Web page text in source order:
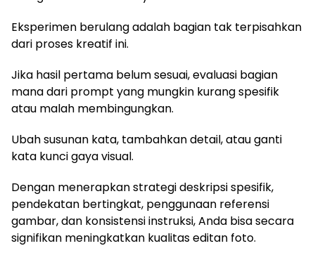
Eksperimen berulang adalah bagian tak terpisahkan
dari proses kreatif ini.
Jika hasil pertama belum sesuai, evaluasi bagian
mana dari prompt yang mungkin kurang spesifik
atau malah membingungkan.
Ubah susunan kata, tambahkan detail, atau ganti
kata kunci gaya visual.
Dengan menerapkan strategi deskripsi spesifik,
pendekatan bertingkat, penggunaan referensi
gambar, dan konsistensi instruksi, Anda bisa secara
signifikan meningkatkan kualitas editan foto.